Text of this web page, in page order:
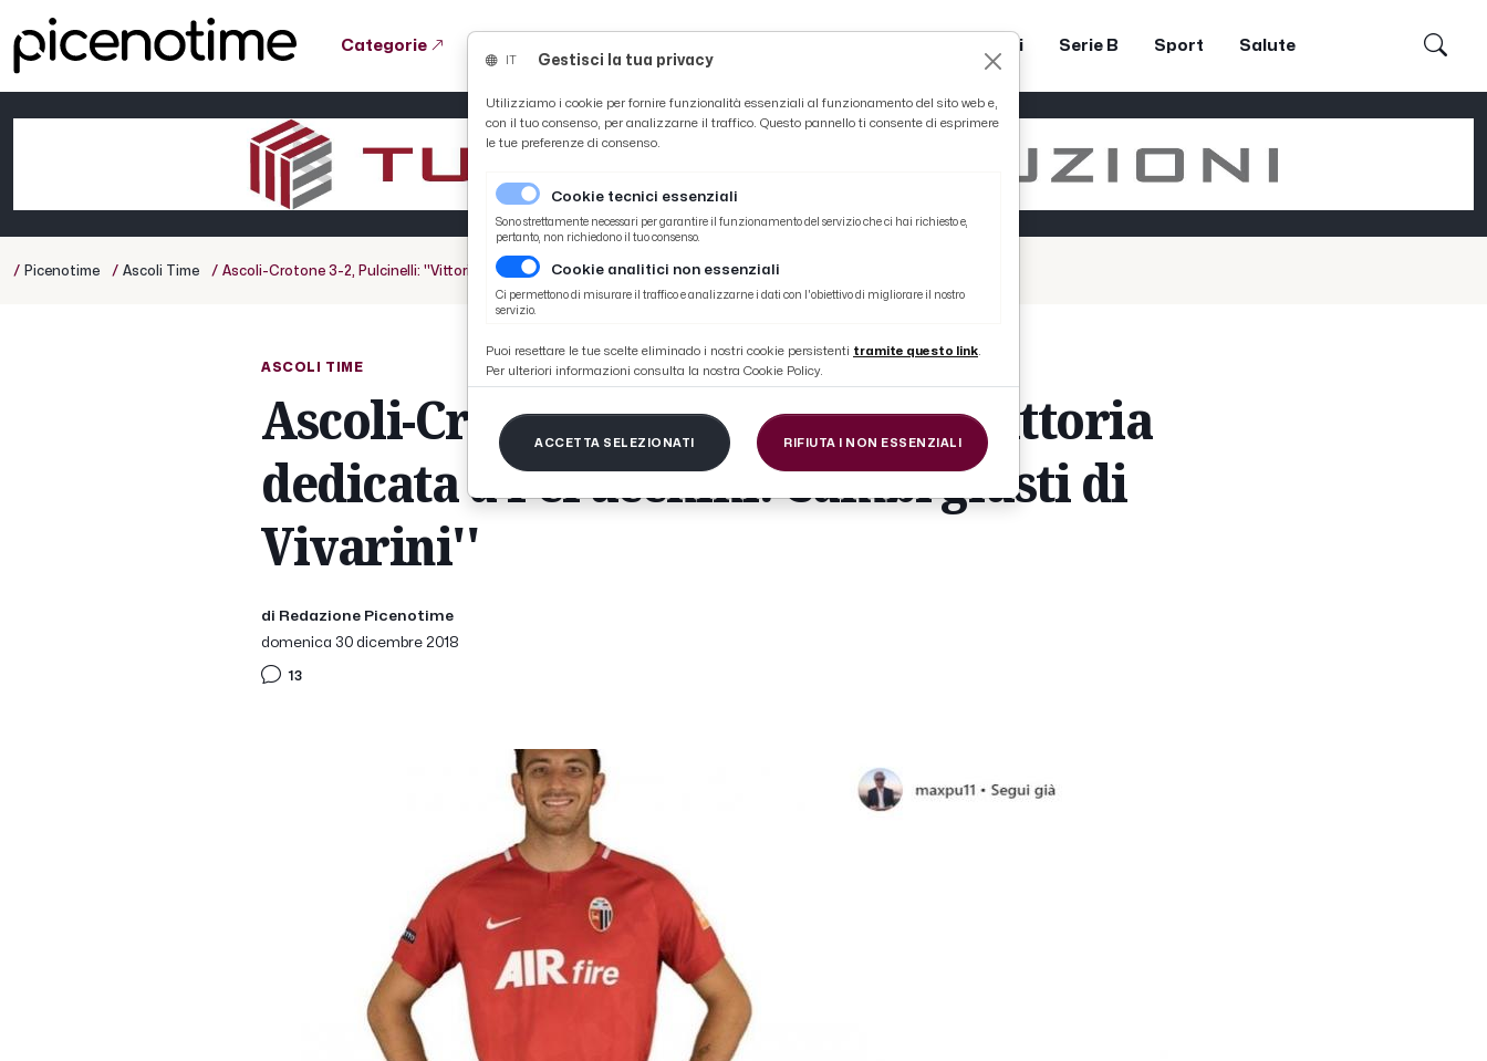
Categorie Coppa Teodori Serie B Sport Salute
/ Picenotime / Ascoli Time / Ascoli-Crotone 3-2, Pulcinelli: ''Vittoria dedicata a Perucchini. Cambi giusti di Vivarini''
ASCOLI TIME
Ascoli-Crotone 3-2, Pulcinelli: ''Vittoria
dedicata a Perucchini. Cambi giusti di
Vivarini''
di Redazione Picenotime
domenica 30 dicembre 2018
13
Gestisci la tua privacy
Utilizziamo i cookie per fornire funzionalità essenziali al funzionamento del sito web e,
con il tuo consenso, per analizzarne il traffico. Questo pannello ti consente di esprimere
le tue preferenze di consenso.
Cookie tecnici essenziali
Sono strettamente necessari per garantire il funzionamento del servizio che ci hai richiesto e,
pertanto, non richiedono il tuo consenso.
Cookie analitici non essenziali
Ci permettono di misurare il traffico e analizzarne i dati con l'obiettivo di migliorare il nostro
servizio.
Puoi resettare le tue scelte eliminado i nostri cookie persistenti tramite questo link.
Per ulteriori informazioni consulta la nostra Cookie Policy.
ACCETTA SELEZIONATI RIFIUTA I NON ESSENZIALI